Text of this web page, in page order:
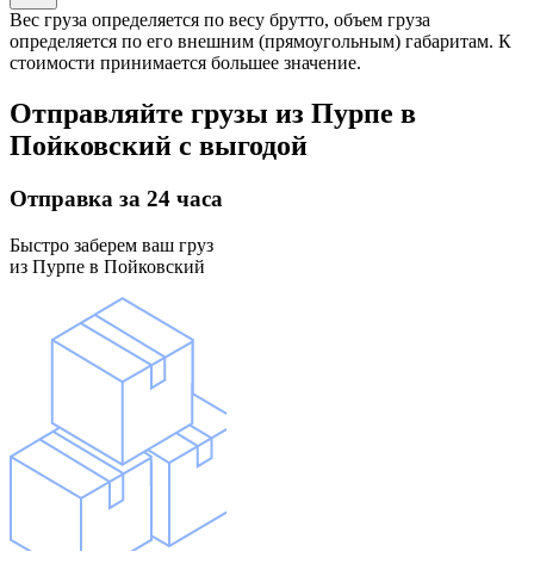
Вес груза определяется по весу брутто, объем груза
определяется по его внешним (прямоугольным) габаритам. К
стоимости принимается большее значение.
Отправляйте грузы из Пурпе в
Пойковский с выгодой
Отправка за 24 часа
Быстро заберем ваш груз
из Пурпе в Пойковский